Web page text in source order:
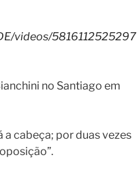
videos/5816112525297
no Santiago em
a cabeça; por duas vezes